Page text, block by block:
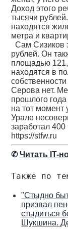
Доход этого
тысячи
находятся
метра и
Сам Сизиков
рублей. Он
площадью
находятся в
Серова нет.
прошлого
на тот момент
Урале
заработал
https://stfw.ru
✆Читать IT-
Также по
"Стыдно
призвал
стыдиться
Шукшина.